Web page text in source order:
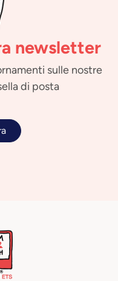
newsletter
sulle nostre
di posta